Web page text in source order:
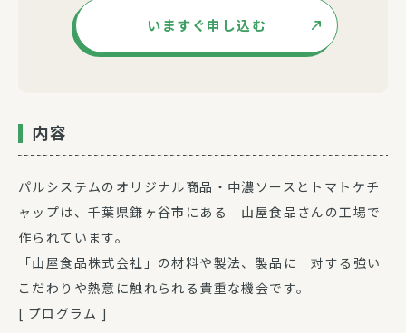
いますぐ申し込む
内容
パルシステムのオリジナル商品・中濃ソースとトマトケチ
ャップは、千葉県鎌ヶ谷市にある 山屋食品さんの工場で
作られています。
「山屋食品株式会社」の材料や製法、製品に 対する強い
こだわりや熱意に触れられる貴重な機会です。
[ プログラム ]